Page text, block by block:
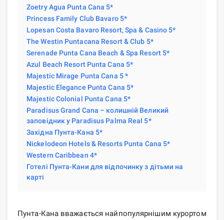
Zoetry Agua Punta Cana 5*
Princess Family Club Bavaro 5*
Lopesan Costa Bavaro Resort, Spa & Casino 5*
The Westin Puntacana Resort & Club 5*
Serenade Punta Cana Beach & Spa Resort 5*
Azul Beach Resort Punta Cana 5*
Majestic Mirage Punta Cana 5 *
Majestic Elegance Punta Cana 5*
Majestic Colonial Punta Cana 5*
Paradisus Grand Cana – колишній Великий
заповідник у Paradisus Palma Real 5*
Західна Пунта-Кана 5*
Nickelodeon Hotels & Resorts Punta Cana 5*
Western Caribbean 4*
Готелі Пунта-Кани для відпочинку з дітьми на
карті
Пунта-Кана вважається найпопулярнішим курортом